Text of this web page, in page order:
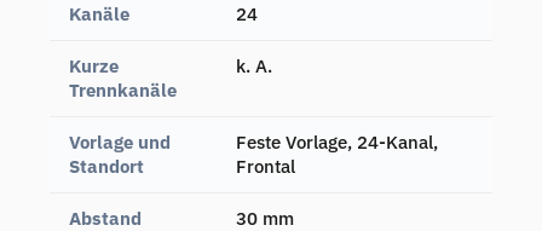
Kanäle 24
Kurze
Trennkanäle
k. A.
Vorlage und
Standort
Feste Vorlage, 24-Kanal,
Frontal
Abstand
30 mm